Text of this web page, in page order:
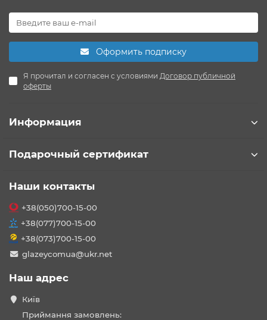
Оформить подписку
Я прочитал и согласен с условиями Договор публичной
оферты
Информация
Подарочный сертификат
Наши контакты
+38(050)700-15-00
+38(077)700-15-00
+38(073)700-15-00
glazeycomua@ukr.net
Наш адрес
Київ
Приймання замовлень: